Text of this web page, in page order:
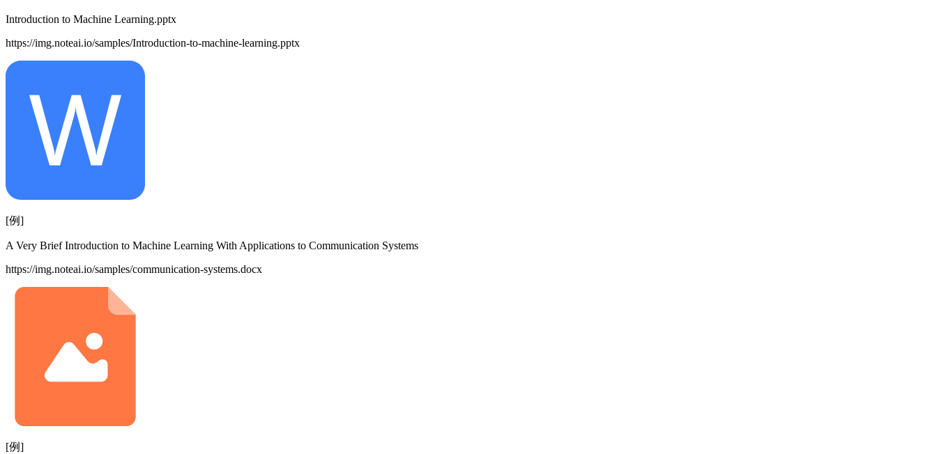
Introduction to Machine Learning.pptx
https://img.noteai.io/samples/Introduction-to-machine-learning.pptx
[例]
A Very Brief Introduction to Machine Learning With Applications to Communication Systems
https://img.noteai.io/samples/communication-systems.docx
[例]